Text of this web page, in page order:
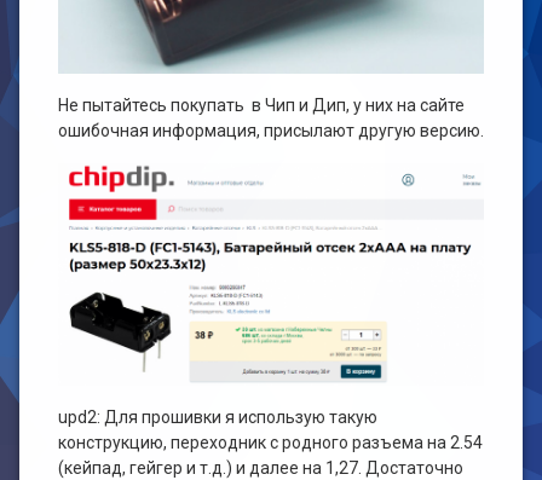
Не пытайтесь покупать в Чип и Дип, у них на сайте
ошибочная информация, присылают другую версию.
upd2: Для прошивки я использую такую
конструкцию, переходник с родного разъема на 2.54
(кейпад, гейгер и т.д.) и далее на 1,27. Достаточно